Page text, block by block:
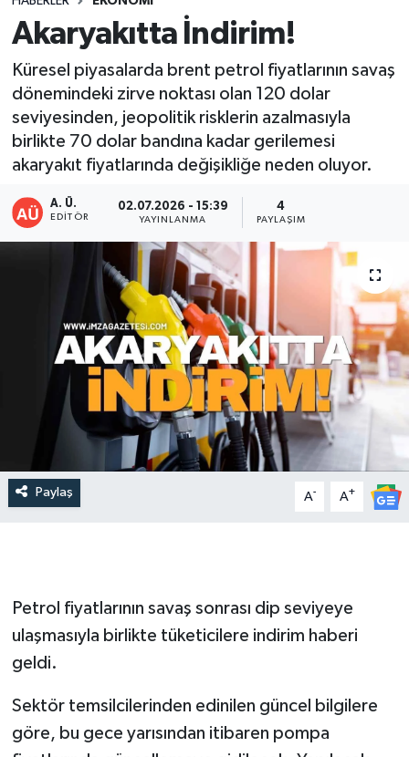
Akaryakıtta İndirim!
Küresel piyasalarda brent petrol fiyatlarının savaş
dönemindeki zirve noktası olan 120 dolar
seviyesinden, jeopolitik risklerin azalmasıyla
birlikte 70 dolar bandına kadar gerilemesi
akaryakıt fiyatlarında değişikliğe neden oluyor.
A. Ü.
EDITÖR
02.07.2026 - 15:39
YAYINLANMA
4
PAYLAŞIM
Paylaş A- A+
Petrol fiyatlarının savaş sonrası dip seviyeye
ulaşmasıyla birlikte tüketicilere indirim haberi
geldi.
Sektör temsilcilerinden edinilen güncel bilgilere
göre, bu gece yarısından itibaren pompa
DEVREK
DÜZCE
EREĞLİ
GÖKÇEBEY
KARABÜK
KASTAMONU